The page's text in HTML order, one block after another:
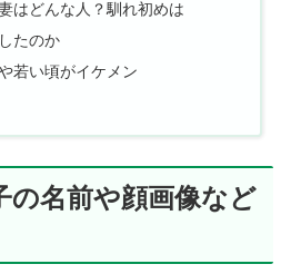
はどんな人？馴れ初めは
たのか
若い頃がイケメン
の名前や顔画像など